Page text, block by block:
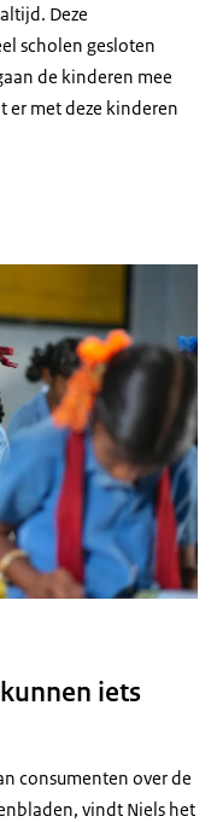
Deze
scholen gesloten
de kinderen mee
er met deze kinderen
iets
consumenten over de
vindt Niels het